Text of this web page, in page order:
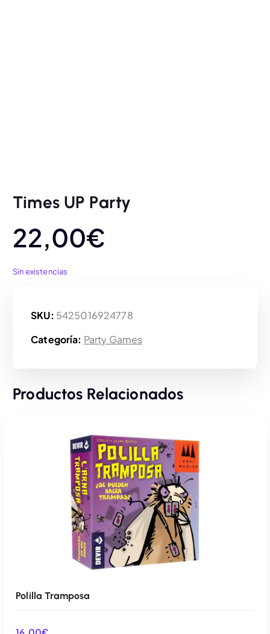
Times UP Party
22,00€
Sin existencias
SKU: 5425016924778
Categoría: Party Games
Productos Relacionados
Polilla Tramposa